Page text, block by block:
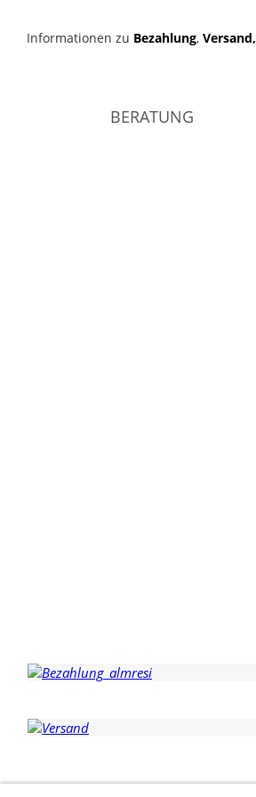
Informationen zu Bezahlung, Versand,
BERATUNG